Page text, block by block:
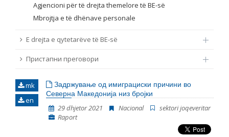
Agjencioni për të drejta themelore të BE-së
Mbrojtja e të dhënave personale
E drejta e qytetarëve të BE-së
Пристапни преговори
mk
en
Задржување од имиграциски причини во
Северна Македонија низ бројки
29 dhjetor 2021 Nacional
sektori joqeveritar
Raport